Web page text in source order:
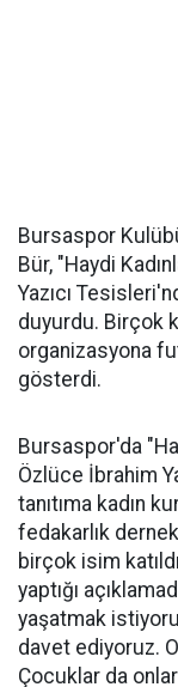
Bursaspor
Bür, "Haydi
Yazıcı
duyurdu. Birçok
organizasyona
gösterdi.
Bursaspor'da
Özlüce İbrahim
tanıtıma kadın
fedakarlık
birçok isim
yaptığı
yaşatmak
davet ediyoruz.
Çocuklar da